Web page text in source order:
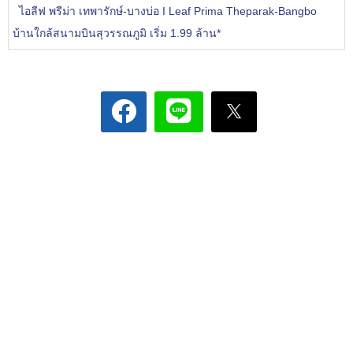
ไอลีฟ พรีม่า เทพารักษ์-บางบ่อ I Leaf Prima Theparak-Bangbo
บ้านใกล้สนามบินสุวรรณภูมิ เริ่ม 1.99 ล้าน*